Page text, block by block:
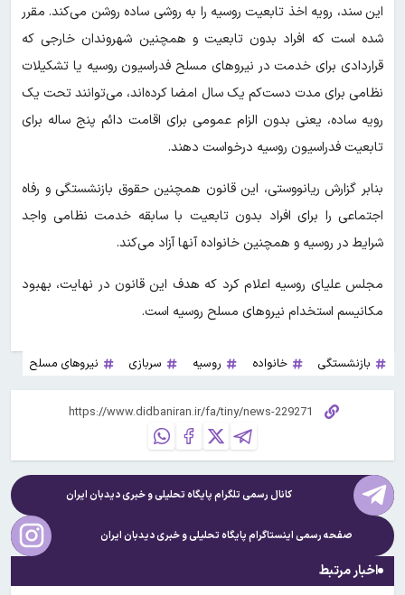
این سند، رویه اخذ تابعیت روسیه را به روشی ساده روشن می‌کند. مقرر
شده است که افراد بدون تابعیت و همچنین شهروندان خارجی که
قراردادی برای خدمت در نیروهای مسلح فدراسیون روسیه یا تشکیلات
نظامی برای مدت دست‌کم یک سال امضا کرده‌اند، می‌توانند تحت یک
رویه ساده، یعنی بدون الزام عمومی برای اقامت دائم پنج ساله برای
تابعیت فدراسیون روسیه درخواست دهند.
بنابر گزارش ریانووستی، این قانون همچنین حقوق بازنشستگی و رفاه
اجتماعی را برای افراد بدون تابعیت با سابقه خدمت نظامی واجد
شرایط در روسیه و همچنین خانواده آنها آزاد می‌کند.
مجلس علیای روسیه اعلام کرد که هدف این قانون در نهایت، بهبود
مکانیسم استخدام نیروهای مسلح روسیه است.
بازنشستگی خانواده روسیه سربازی نیروهای مسلح
کانال رسمی تلگرام پایگاه تحلیلی و خبریدیدبان ایران
صفحه رسمی اینستاگرام پایگاه تحلیلی و خبریدیدبان ایران
اخبار مرتبط